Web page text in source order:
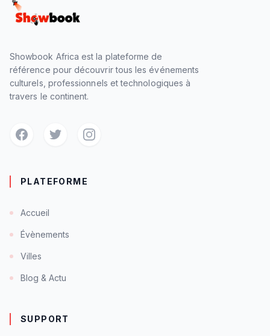
Showbook Africa est la plateforme de
référence pour découvrir tous les événements
culturels, professionnels et technologiques à
travers le continent.
PLATEFORME
Accueil
Évènements
Villes
Blog & Actu
SUPPORT